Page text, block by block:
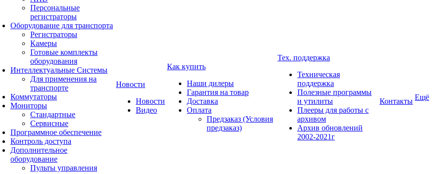
Персональные
регистраторы
Оборудование для транспорта
Регистраторы
Камеры
Готовые комплекты
оборудования
Интеллектуальные Системы
Для применения на
транспорте
Коммутаторы
Мониторы
Стандартные
Сервисные
Программное обеспечение
Контроль доступа
Дополнительное
оборудование
Пульты управления
Новости
Новости
Видео
Как купить
Наши дилеры
Гарантия на товар
Доставка
Оплата
Предзаказ (Условия
предзаказ)
Тех. поддержка
Техническая
поддержка
Полезные программы
и утилиты
Плееры для работы с
архивом
Архив обновлений
2002-2021г
Контакты Ещё